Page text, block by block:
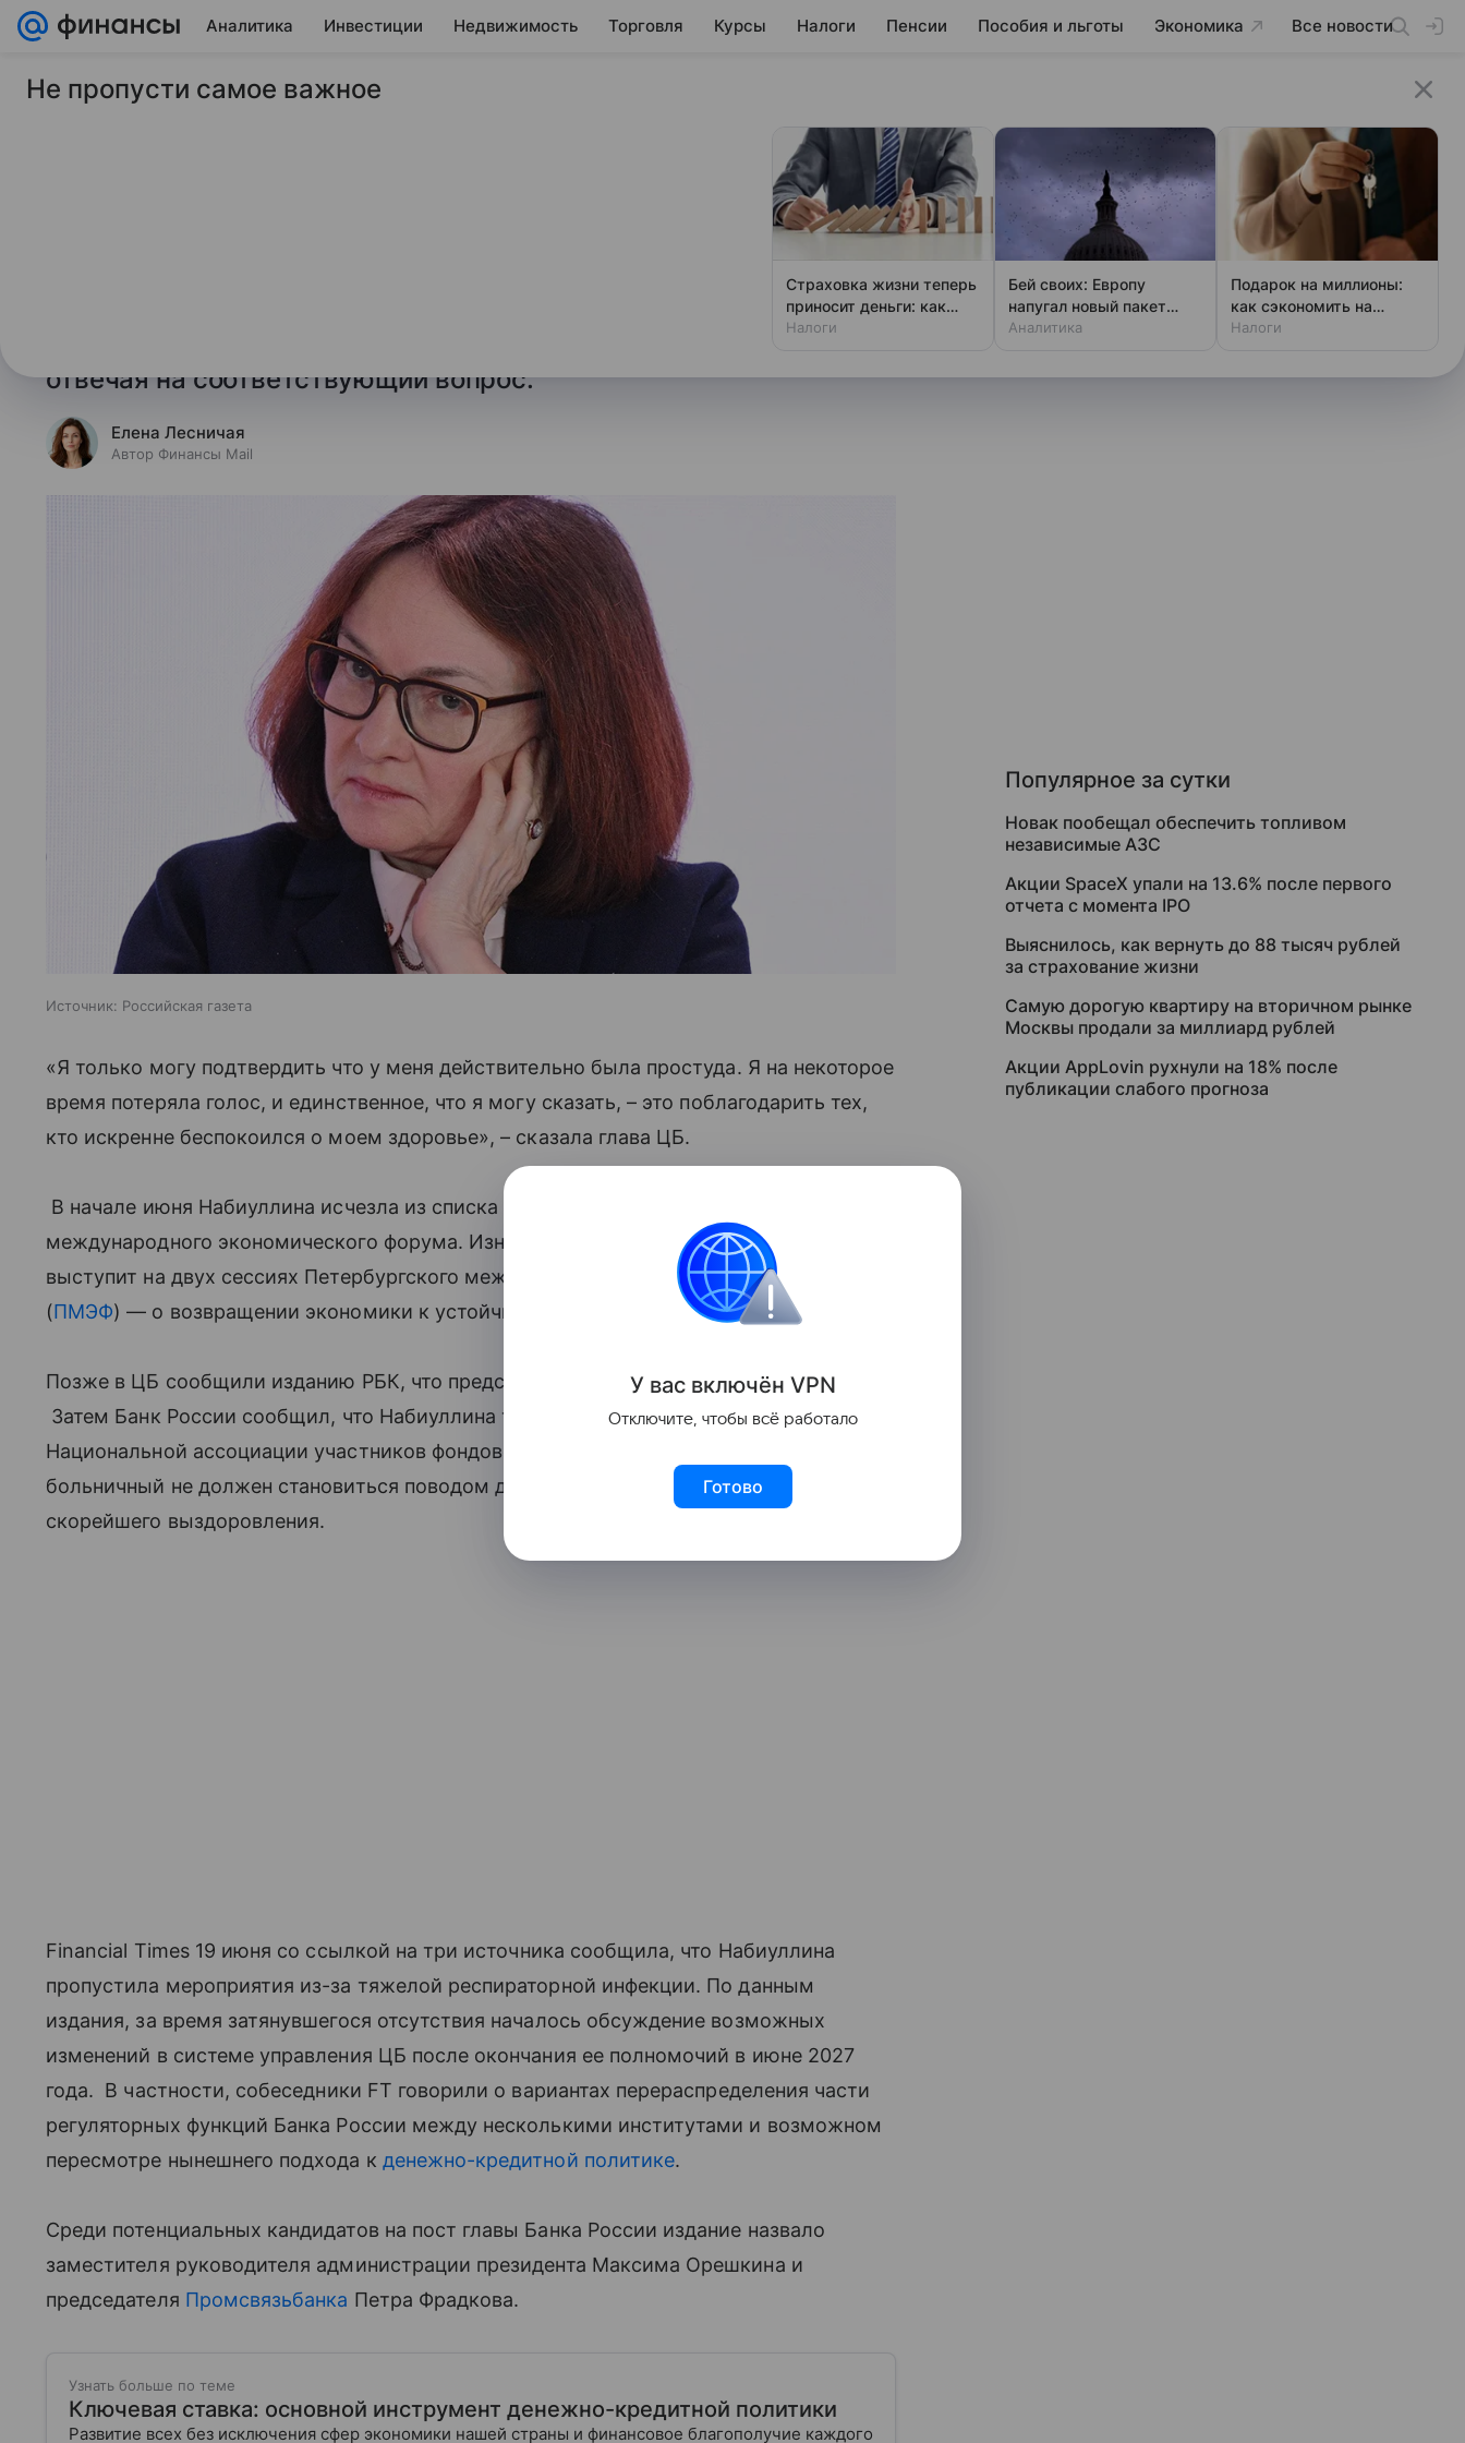
Аналитика Инвестиции Недвижимость Торговля Курсы Налоги Пенсии Пособия и льготы Экономика Все новости
19 июня 2026 Финансы Mail
потеряла голос, рассказала она на пресс-конференции по итогам
заседания совета директоров регулятора по ключевой ставке,
отвечая на соответствующий вопрос.
Елена Лесничая
Автор Финансы Mail
Источник: Российская газета
«Я только могу подтвердить что у меня действительно была простуда. Я на некоторое
время потеряла голос, и единственное, что я могу сказать, – это поблагодарить тех,
кто искренне беспокоился о моем здоровье», – сказала глава ЦБ.
В начале июня Набиуллина исчезла из списка спикеров Петербургского
международного экономического форума. Изначально ожидалось, что 4 июня она
выступит на двух сессиях Петербургского международного экономического форума
(ПМЭФ) — о возвращении экономики к устойчивому росту и о кибермошенничестве.
Позже в ЦБ сообщили изданию РБК, что председатель находится на больничном.
Затем Банк России сообщил, что Набиуллина также пропустит конференцию
Национальной ассоциации участников фондового рынка. В Кремле заявляли, что ее
больничный не должен становиться поводом для «теорий заговора», и пожелали ей
скорейшего выздоровления.
Financial Times 19 июня со ссылкой на три источника сообщила, что Набиуллина
пропустила мероприятия из-за тяжелой респираторной инфекции. По данным
издания, за время затянувшегося отсутствия началось обсуждение возможных
изменений в системе управления ЦБ после окончания ее полномочий в июне 2027
года. В частности, собеседники FT говорили о вариантах перераспределения части
регуляторных функций Банка России между несколькими институтами и возможном
пересмотре нынешнего подхода к денежно-кредитной политике.
Среди потенциальных кандидатов на пост главы Банка России издание назвало
заместителя руководителя администрации президента Максима Орешкина и
председателя Промсвязьбанка Петра Фрадкова.
Узнать больше по теме
Ключевая ставка: основной инструмент денежно-кредитной политики
Развитие всех без исключения сфер экономики нашей страны и финансовое благополучие каждого
Популярное за сутки
Новак пообещал обеспечить топливом
независимые АЗС
Акции SpaceX упали на 13.6% после первого
отчета с момента IPO
Выяснилось, как вернуть до 88 тысяч рублей
за страхование жизни
Самую дорогую квартиру на вторичном рынке
Москвы продали за миллиард рублей
Акции AppLovin рухнули на 18% после
публикации слабого прогноза
Не пропусти самое важное
Страховка жизни теперь
приносит деньги: как
получить вычет
Налоги
Бей своих: Европу
напугал новый пакет
«адских санкций» США
Аналитика
Подарок на миллионы:
как сэкономить на
налоге
Налоги
У вас включён VPN
Отключите, чтобы всё работало
Готово